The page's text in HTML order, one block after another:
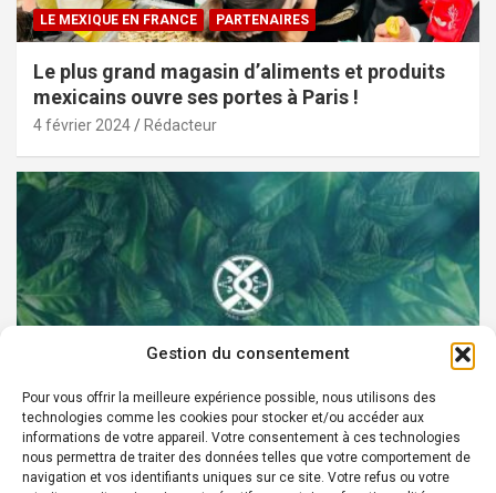
Gestion du consentement
Pour vous offrir la meilleure expérience possible, nous utilisons des
technologies comme les cookies pour stocker et/ou accéder aux
informations de votre appareil. Votre consentement à ces technologies
nous permettra de traiter des données telles que votre comportement de
navigation et vos identifiants uniques sur ce site. Votre refus ou votre
LE MEXIQUE EN FRANCE PARTENAIRES
Le plus grand magasin d’aliments et produits
mexicains ouvre ses portes à Paris !
4 février 2024 Rédacteur
PARTENAIRES
Devenez Ambassadeur XOCHI BOTANICALS –